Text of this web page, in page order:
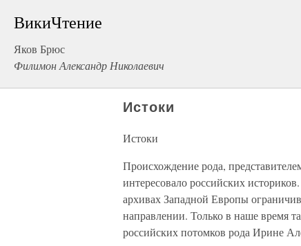
ВикиЧтение
Яков Брюс
Филимон Александр Николаевич
Истоки
Истоки
Происхождение рода,
интересовало российских
архивах Западной Европы
направлении. Только в наше время
российских потомков рода Ирине